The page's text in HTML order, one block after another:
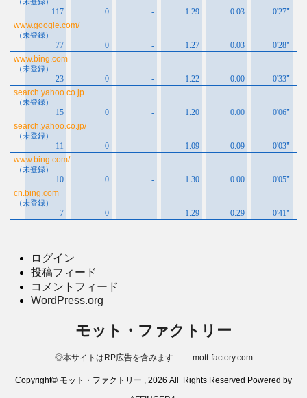
ログイン
投稿フィード
コメントフィード
WordPress.org
モット・ファクトリー
◎本サイトはRP広告を含みます - mott-factory.com
Copyright© モット・ファクトリー , 2026 All Rights Reserved Powered by